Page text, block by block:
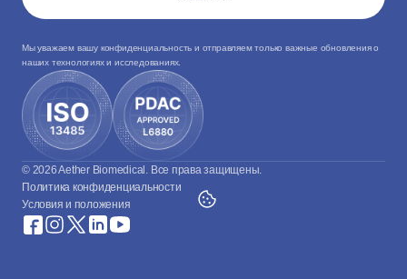
Мы уважаем вашу конфиденциальность и отправляем только важные обновления о
наших технологиях и исследованиях.
© 2026 Aether Biomedical. Все права защищены.
Политика конфиденциальности
Условия и положения